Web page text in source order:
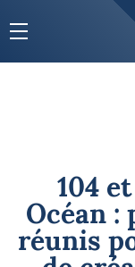
104
Océan :
réunis